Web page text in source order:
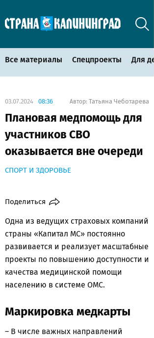
Все материалы Спецпроекты Для
03.07.2024 08:36 Автор: Татьяна Чеботарева
Плановая медпомощь для
участников СВО
оказывается вне очереди
СПОРТ И ЗДОРОВЬЕ
Поделиться
Одна из ведущих страховых компаний
страны «Капитал МС» постоянно
развивается и реализует масштабные
проекты по повышению доступности и
качества медицинской помощи
населению в системе ОМС.
Маркировка медкарты
– В числе важных направлений